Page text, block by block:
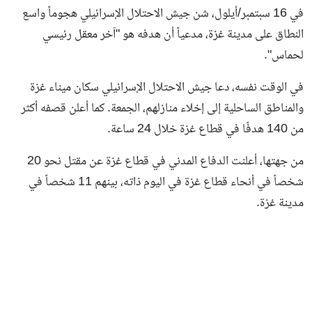
في 16 سبتمبر/أيلول، شن جيش الاحتلال الإسرائيلي هجوماً واسع
النطاق على مدينة غزة، مدعياً أن هدفه هو "آخر معقل رئيسي
لحماس".
في الوقت نفسه، دعا جيش الاحتلال الإسرائيلي سكان ميناء غزة
والمناطق الساحلية إلى إخلاء منازلهم، الجمعة. كما أعلن قصفه أكثر
من 140 هدفًا في قطاع غزة خلال 24 ساعة.
من جهتها، أعلنت الدفاع المدني في قطاع غزة عن مقتل نحو 20
شخصاً في أنحاء قطاع غزة في اليوم ذاته، بينهم 11 شخصاً في
مدينة غزة.